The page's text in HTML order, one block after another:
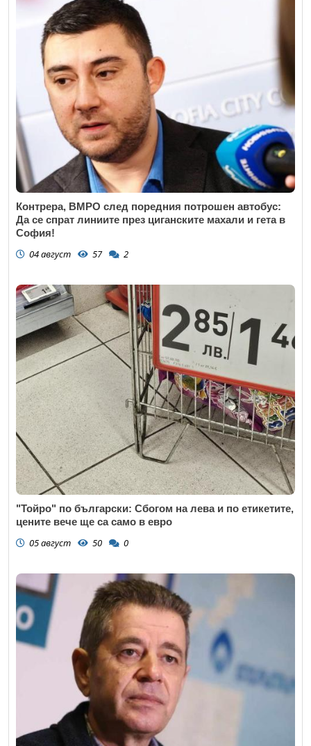
Контрера, ВМРО след поредния потрошен автобус:
Да се спрат линиите през циганските махали и гета в
София!
04 август 57 2
"Тойро" по български: Сбогом на лева и по етикетите,
цените вече ще са само в евро
05 август 50 0